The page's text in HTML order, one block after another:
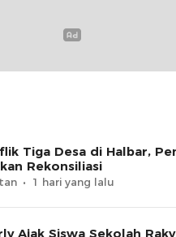
Tiga Desa di Halbar,
Rekonsiliasi
1 hari yang lalu
Ajak Siswa Sekolah